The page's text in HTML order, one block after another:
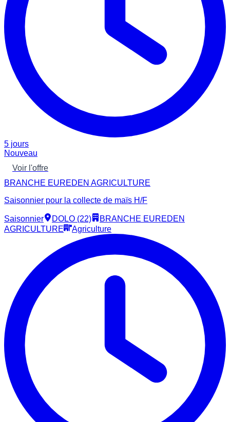
5 jours
Nouveau
Voir l'offre
BRANCHE EUREDEN AGRICULTURE
Saisonnier pour la collecte de maïs H/F
Saisonnier DOLO (22)
BRANCHE EUREDEN
AGRICULTURE
Agriculture